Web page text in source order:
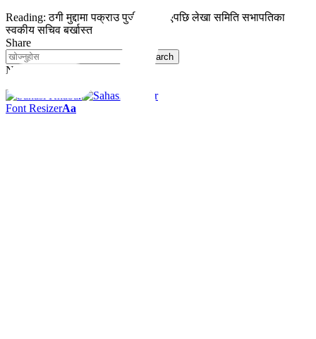
Reading: ठगी मुद्दामा पक्राउ पुर्जी जारी भएपछि लेखा समिति सभापतिका
स्वकीय सचिव बर्खास्त
Share
Notification
Font ResizerAa